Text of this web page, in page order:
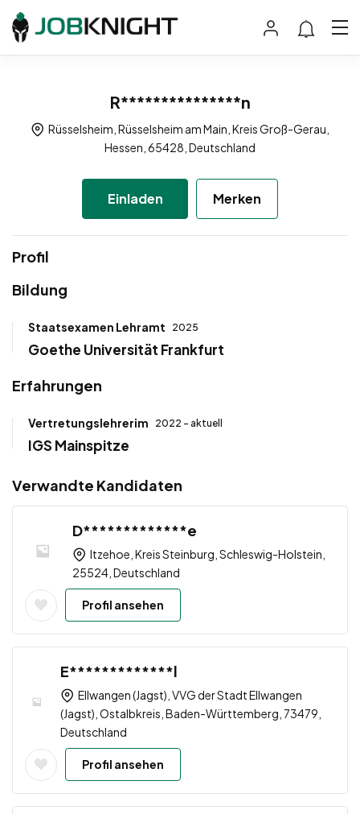
R***************n
Rüsselsheim, Rüsselsheim am Main, Kreis Groß-Gerau,
Hessen, 65428, Deutschland
Einladen Merken
Profil
Bildung
Staatsexamen Lehramt 2025
Goethe Universität Frankfurt
Erfahrungen
Vertretungslehrerim 2022 - aktuell
IGS Mainspitze
Verwandte Kandidaten
D*************e
Itzehoe, Kreis Steinburg, Schleswig-Holstein,
25524, Deutschland
Profil ansehen
E*************l
Ellwangen (Jagst), VVG der Stadt Ellwangen
(Jagst), Ostalbkreis, Baden-Württemberg, 73479,
Deutschland
Profil ansehen